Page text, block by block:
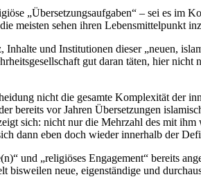
„Übersetzungsaufgaben“ – sei es
meisten sehen ihren Lebensmittelpunkt
Inhalte und Institutionen dieser „neuen,
gut daran täten, hier
nicht die gesamte Komplexität der
bereits vor Jahren Übersetzungen
sich: nicht nur die Mehrzahl des mit
dann eben doch wieder innerhalb der
und „religiöses Engagement“ bereits
bisweilen neue, eigenständige und